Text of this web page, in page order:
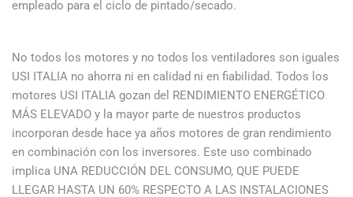
empleado para el ciclo de pintado/secado.
No todos los motores y no todos los ventiladores son iguales
USI ITALIA no ahorra ni en calidad ni en fiabilidad. Todos los
motores USI ITALIA gozan del RENDIMIENTO ENERGÉTICO
MÁS ELEVADO y la mayor parte de nuestros productos
incorporan desde hace ya años motores de gran rendimiento
en combinación con los inversores. Este uso combinado
implica UNA REDUCCIÓN DEL CONSUMO, QUE PUEDE
LLEGAR HASTA UN 60% RESPECTO A LAS INSTALACIONES